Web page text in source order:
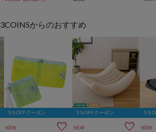
3COINSからのおすすめ
5％OFFクーポン
NEW 
5％OFFクーポン
NEW 
5％
NEW